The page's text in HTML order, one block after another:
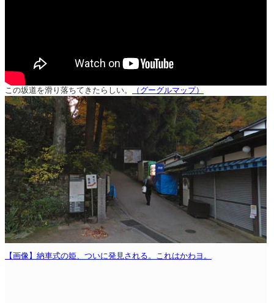
この坂道を滑り落ちてきたらしい。 （グーグルマップ）
【画像】納車式の姫、ついに発見される。これはかわヨ。